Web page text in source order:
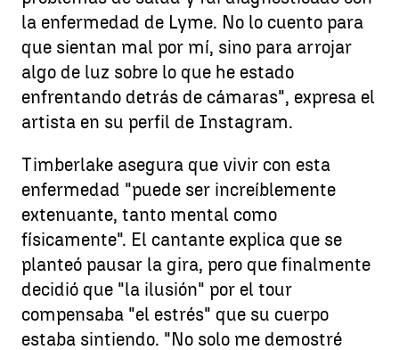
la enfermedad de Lyme. No lo cuento para
que sientan mal por mí, sino para arrojar
algo de luz sobre lo que he estado
enfrentando detrás de cámaras", expresa el
artista en su perfil de Instagram.
Timberlake asegura que vivir con esta
enfermedad "puede ser increíblemente
extenuante, tanto mental como
físicamente". El cantante explica que se
planteó pausar la gira, pero que finalmente
decidió que "la ilusión" por el tour
compensaba "el estrés" que su cuerpo
estaba sintiendo. "No solo me demostré